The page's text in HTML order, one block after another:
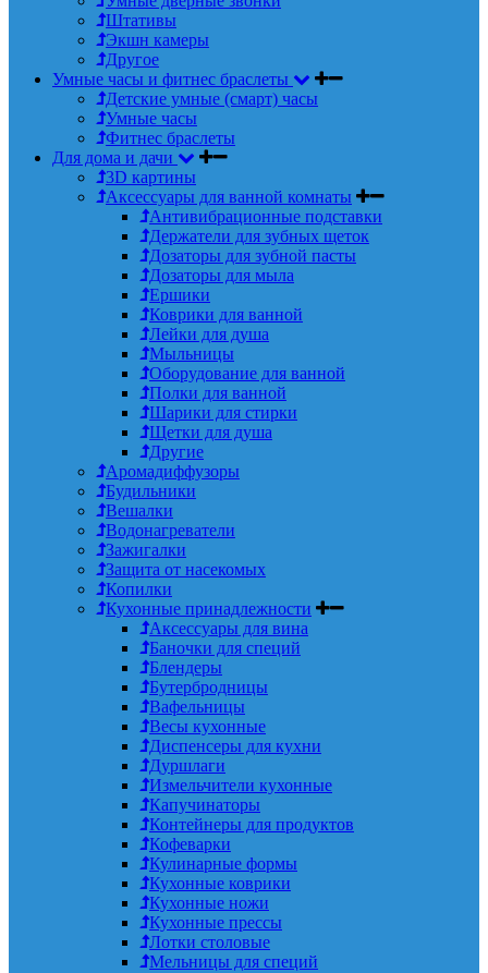
Штативы
Экшн камеры
Другое
Умные часы и фитнес браслеты
Детские умные (смарт) часы
Умные часы
Фитнес браслеты
Для дома и дачи
3D картины
Аксессуары для ванной комнаты
Антивибрационные подставки
Держатели для зубных щеток
Дозаторы для зубной пасты
Дозаторы для мыла
Ершики
Коврики для ванной
Лейки для душа
Мыльницы
Оборудование для ванной
Полки для ванной
Шарики для стирки
Щетки для душа
Другие
Аромадиффузоры
Будильники
Вешалки
Водонагреватели
Зажигалки
Защита от насекомых
Копилки
Кухонные принадлежности
Аксессуары для вина
Баночки для специй
Блендеры
Бутербродницы
Вафельницы
Весы кухонные
Диспенсеры для кухни
Дуршлаги
Измельчители кухонные
Капучинаторы
Контейнеры для продуктов
Кофеварки
Кулинарные формы
Кухонные коврики
Кухонные ножи
Кухонные прессы
Лотки столовые
Мельницы для специй